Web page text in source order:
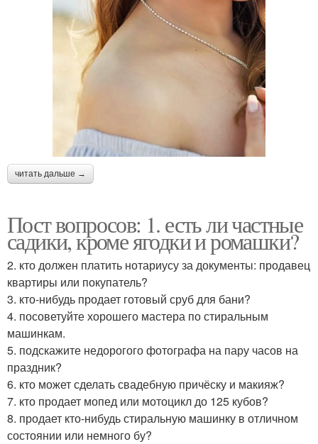
читать дальше →
Пост вопросов: 1. есть ли частные
садики, кроме ягодки и ромашки?
2. кто должен платить нотариусу за документы: продавец
квартиры или покупатель?
3. кто-нибудь продает готовый сруб для бани?
4. посоветуйте хорошего мастера по стиральным
машинкам.
5. подскажите недорогого фотографа на пару часов на
праздник?
6. кто может сделать свадебную причёску и макияж?
7. кто продает мопед или мотоцикл до 125 кубов?
8. продает кто-нибудь стиральную машинку в отличном
состоянии или немного бу?